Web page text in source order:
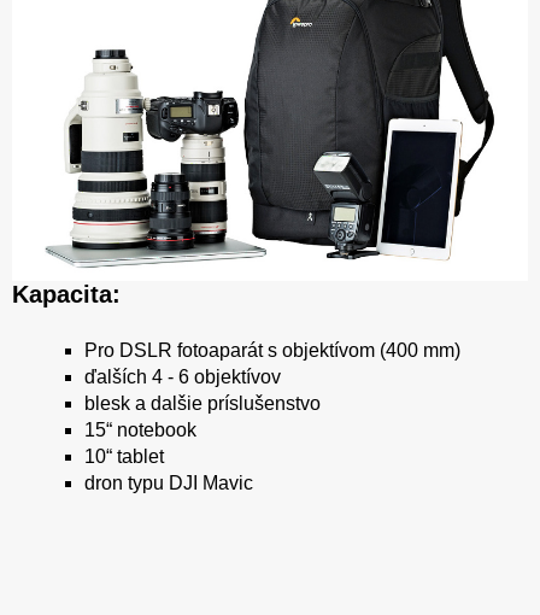
Kapacita:
Pro DSLR fotoaparát s objektívom (400 mm)
ďalších 4 - 6 objektívov
blesk a dalšie príslušenstvo
15“ notebook
10“ tablet
dron typu DJI Mavic